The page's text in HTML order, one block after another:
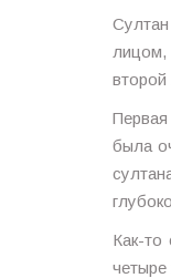
была
Как-